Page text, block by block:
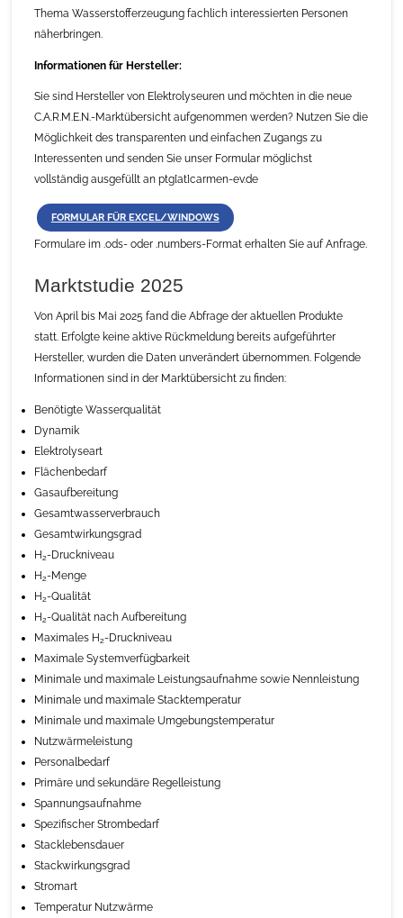
Thema Wasserstofferzeugung fachlich interessierten Personen
näherbringen.
Informationen für Hersteller:
Sie sind Hersteller von Elektrolyseuren und möchten in die neue
C.A.R.M.E.N.-Marktübersicht aufgenommen werden? Nutzen Sie die
Möglichkeit des transparenten und einfachen Zugangs zu
Interessenten und senden Sie unser Formular möglichst
vollständig ausgefüllt an ptg[at]carmen-ev.de
FORMULAR FÜR EXCEL/WINDOWS
Formulare im .ods- oder .numbers-Format erhalten Sie auf Anfrage.
Marktstudie 2025
Von April bis Mai 2025 fand die Abfrage der aktuellen Produkte
statt. Erfolgte keine aktive Rückmeldung bereits aufgeführter
Hersteller, wurden die Daten unverändert übernommen. Folgende
Informationen sind in der Marktübersicht zu finden:
Benötigte Wasserqualität
Dynamik
Elektrolyseart
Flächenbedarf
Gasaufbereitung
Gesamtwasserverbrauch
Gesamtwirkungsgrad
H2-Druckniveau
H2-Menge
H2-Qualität
H2-Qualität nach Aufbereitung
Maximales H2-Druckniveau
Maximale Systemverfügbarkeit
Minimale und maximale Leistungsaufnahme sowie Nennleistung
Minimale und maximale Stacktemperatur
Minimale und maximale Umgebungstemperatur
Nutzwärmeleistung
Personalbedarf
Primäre und sekundäre Regelleistung
Spannungsaufnahme
Spezifischer Strombedarf
Stacklebensdauer
Stackwirkungsgrad
Stromart
Temperatur Nutzwärme